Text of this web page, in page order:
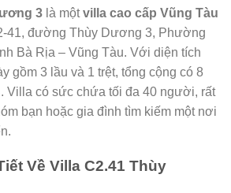
3 là mộtvilla cao cấp Vũng Tàu
41, đường Thùy Dương 3, Phường
Bà Rịa – Vũng Tàu. Với diện tích
gồm 3 lầu và 1 trệt, tổng cộng có 8
Villa có sức chứa tối đa 40 người, rất
bạn hoặc gia đình tìm kiếm một nơi
Về Villa C2.41 Thùy